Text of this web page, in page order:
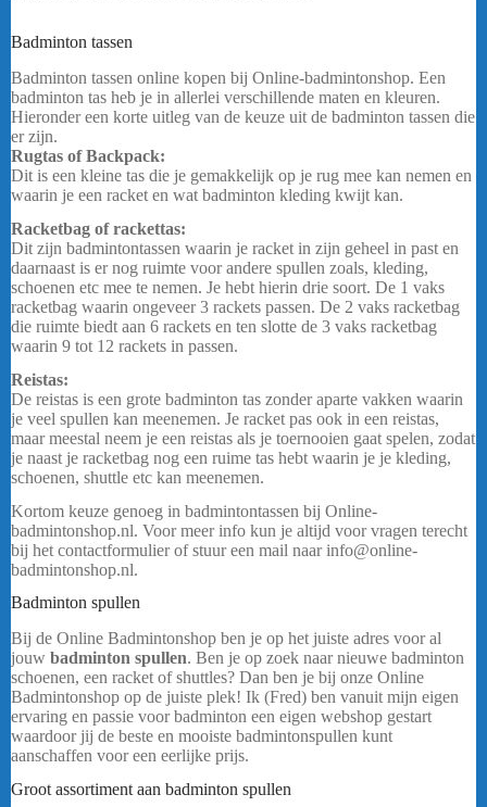
Badminton tassen
Badminton tassen online kopen bij Online-badmintonshop. Een
badminton tas heb je in allerlei verschillende maten en kleuren.
Hieronder een korte uitleg van de keuze uit de badminton tassen die
er zijn.
Rugtas of Backpack:
Dit is een kleine tas die je gemakkelijk op je rug mee kan nemen en
waarin je een racket en wat badminton kleding kwijt kan.
Racketbag of rackettas:
Dit zijn badmintontassen waarin je racket in zijn geheel in past en
daarnaast is er nog ruimte voor andere spullen zoals, kleding,
schoenen etc mee te nemen. Je hebt hierin drie soort. De 1 vaks
racketbag waarin ongeveer 3 rackets passen. De 2 vaks racketbag
die ruimte biedt aan 6 rackets en ten slotte de 3 vaks racketbag
waarin 9 tot 12 rackets in passen.
Reistas:
De reistas is een grote badminton tas zonder aparte vakken waarin
je veel spullen kan meenemen. Je racket pas ook in een reistas,
maar meestal neem je een reistas als je toernooien gaat spelen, zodat
je naast je racketbag nog een ruime tas hebt waarin je je kleding,
schoenen, shuttle etc kan meenemen.
Kortom keuze genoeg in badmintontassen bij Online-
badmintonshop.nl. Voor meer info kun je altijd voor vragen terecht
bij het contactformulier of stuur een mail naar info@online-
badmintonshop.nl.
Badminton spullen
Bij de Online Badmintonshop ben je op het juiste adres voor al
jouw badminton spullen. Ben je op zoek naar nieuwe badminton
schoenen, een racket of shuttles? Dan ben je bij onze Online
Badmintonshop op de juiste plek! Ik (Fred) ben vanuit mijn eigen
ervaring en passie voor badminton een eigen webshop gestart
waardoor jij de beste en mooiste badmintonspullen kunt
aanschaffen voor een eerlijke prijs.
Groot assortiment aan badminton spullen